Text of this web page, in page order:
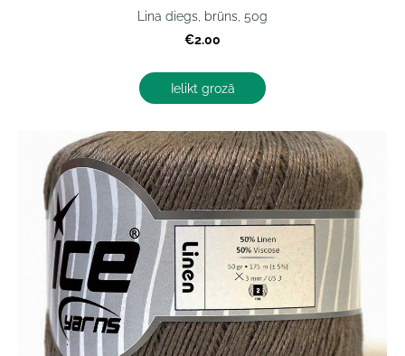
Lina diegs, brūns, 50g
€2.00
Ielikt grozā